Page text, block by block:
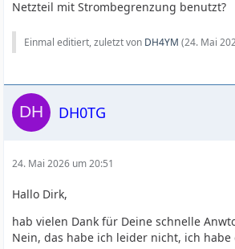
Netzteil mit Strombegrenzung benutzt?
Einmal editiert, zuletzt von DH4YM (24. Mai
DH0TG
24. Mai 2026 um 20:51
Hallo Dirk,
hab vielen Dank für Deine schnelle
Nein, das habe ich leider nicht, ich habe